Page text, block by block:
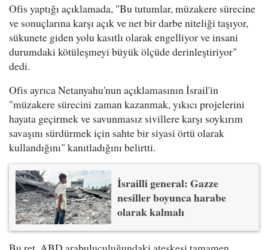
Ofis yaptığı açıklamada, "Bu tutumlar, müzakere sürecine
ve sonuçlarına karşı açık ve net bir darbe niteliği taşıyor,
sükunete giden yolu kasıtlı olarak engelliyor ve insani
durumdaki kötüleşmeyi büyük ölçüde derinleştiriyor"
dedi.
Ofis ayrıca Netanyahu'nun açıklamasının İsrail'in
"müzakere sürecini zaman kazanmak, yıkıcı projelerini
hayata geçirmek ve savunmasız sivillere karşı soykırım
savaşını sürdürmek için sahte bir siyasi örtü olarak
kullandığını" kanıtladığını belirtti.
İsrailli general: Gazze
nesiller boyunca harabe
olarak kalmalı